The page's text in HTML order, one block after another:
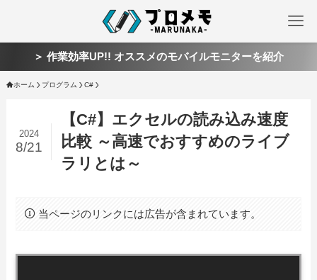
＞ 作業効率UP!! オススメのモバイルモニターを紹介
ホーム プログラム C#
【C#】エクセルの読み込み速度
比較 ～高速でおすすめのライブ
ラリとは～
2024
8/21
当ページのリンクには広告が含まれています。